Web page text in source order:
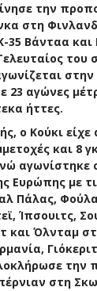
την
στη
35 Βάνταα και
του
23 αγώνες
ήττες.
ο Κούκι είχε
και 8
αγωνίστηκε
Ευρώπης με
Πάλας,
Ίπσουιτς,
και Όλνταμ
την
στη